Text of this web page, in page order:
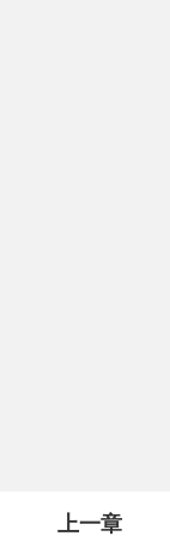
上一章